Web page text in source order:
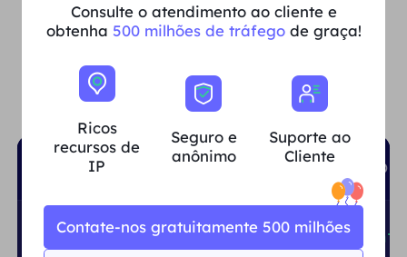
PRINCIPAIS IDIOMAS SUPORTADOS
Facilmente integrado e
personalizável
python Node.js PHP GO
curl -x USER
Consulte o atendimento ao cliente e
obtenha 500 milhões de tráfegode graça!
Ricos
recursos de
IP
Seguro e
anônimo
Suporte ao
Cliente
Contate-nos gratuitamente 500 milhões